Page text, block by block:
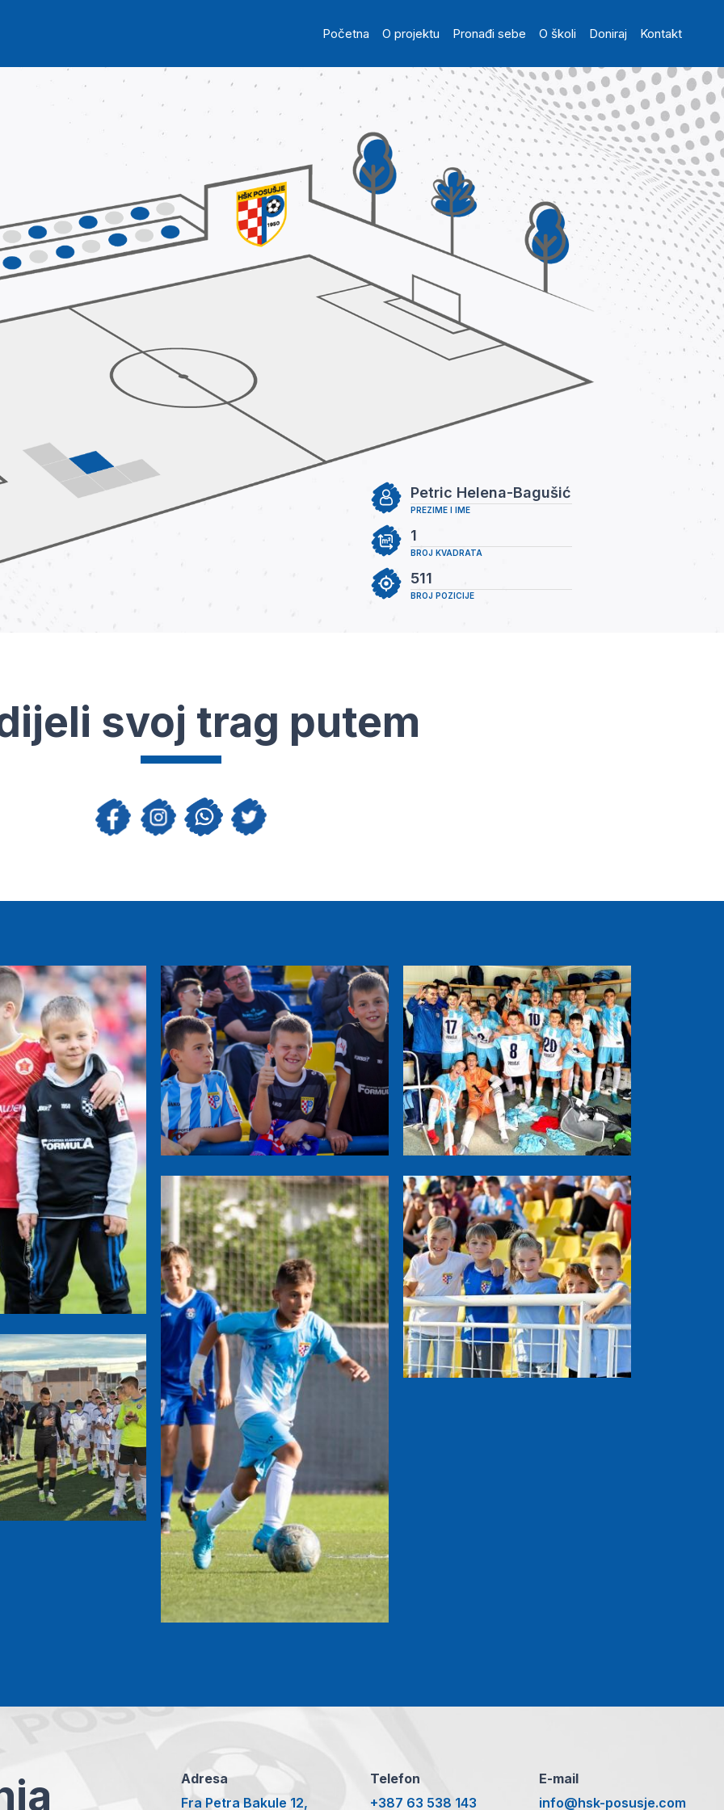
Main navigation
Početna O projektu Pronađi sebe O školi Doniraj Kontakt
PREZIME I IME
Petric Helena-Bagušić
BROJ KVADRATA
1
BROJ POZICIJE
511
svoj trag putem
Adresa
Fra Petra Bakule 12,
Telefon
+387 63 538 143
E-mail
info@hsk-posusje.com